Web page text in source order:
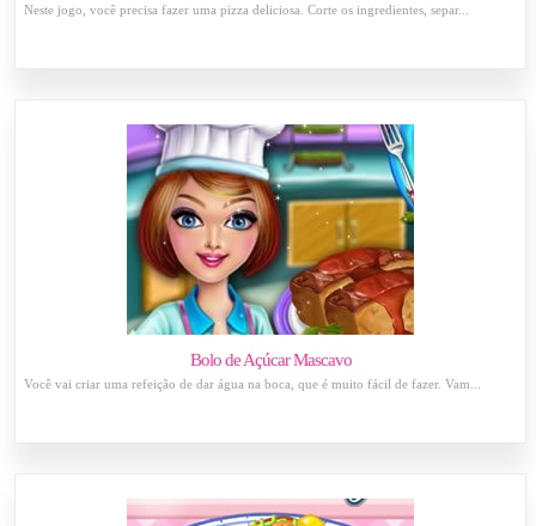
Neste jogo, você precisa fazer uma pizza deliciosa. Corte os ingredientes, separ...
Bolo de Açúcar Mascavo
Você vai criar uma refeição de dar água na boca, que é muito fácil de fazer. Vam...